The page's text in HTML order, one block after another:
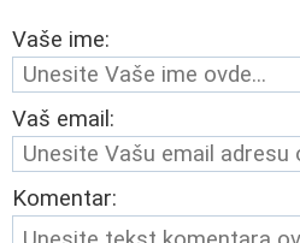
Vaše ime:
Vaš email:
Komentar: